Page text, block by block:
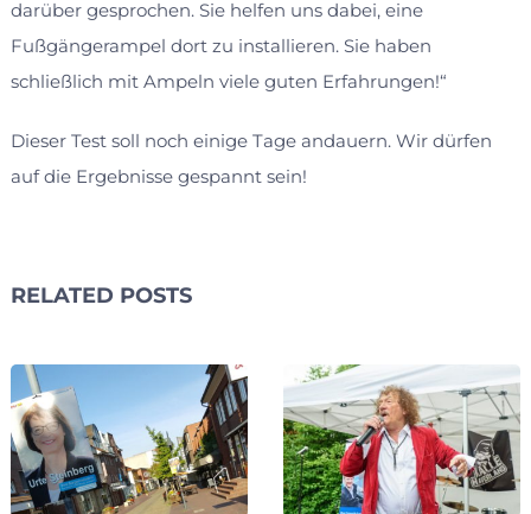
darüber gesprochen. Sie helfen uns dabei, eine
Fußgängerampel dort zu installieren. Sie haben
schließlich mit Ampeln viele guten Erfahrungen!“
Dieser Test soll noch einige Tage andauern. Wir dürfen
auf die Ergebnisse gespannt sein!
RELATED POSTS